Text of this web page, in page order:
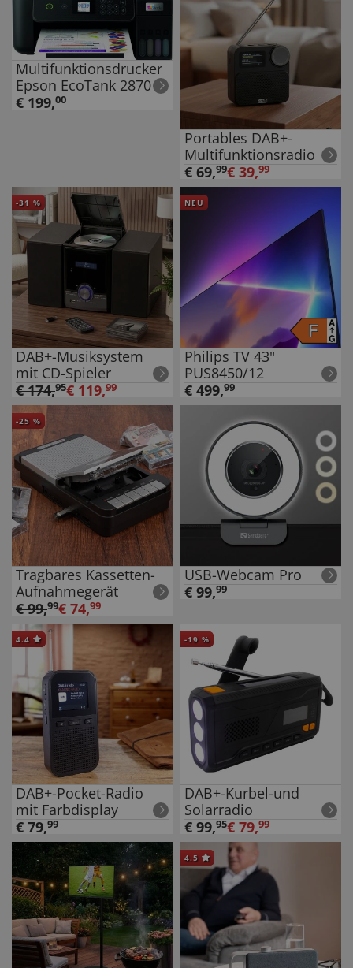
Multifunktionsdrucker
Epson EcoTank 2870
€ 199,00
Portables DAB+-
Multifunktionsradio
€69,99€ 39,99
-31 %
DAB+-Musiksystem
mit CD-Spieler
€174,95€ 119,99
NEU
Philips TV 43"
PUS8450/12
€ 499,99
-25 %
Tragbares Kassetten-
Aufnahmegerät
€99,99€ 74,99
USB-Webcam Pro
€ 99,99
4.4
DAB+-Pocket-Radio
mit Farbdisplay
€ 79,99
-19 %
DAB+-Kurbel-und
Solarradio
€99,95€ 79,99
4.5